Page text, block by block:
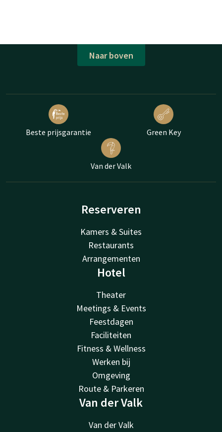
Naar boven
Beste prijsgarantie Green Key
Van der Valk
Reserveren
Kamers & Suites
Restaurants
Arrangementen
Hotel
Theater
Meetings & Events
Feestdagen
Faciliteiten
Fitness & Wellness
Werken bij
Omgeving
Route & Parkeren
Van der Valk
Van der Valk